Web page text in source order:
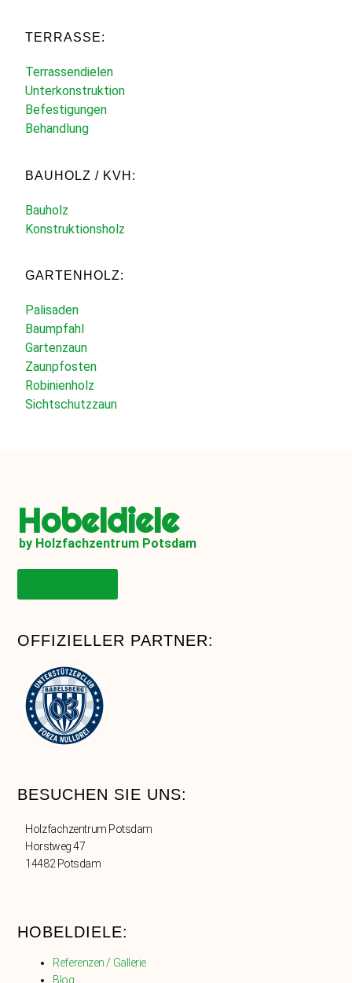
TERRASSE:
Terrassendielen
Unterkonstruktion
Befestigungen
Behandlung
BAUHOLZ / KVH:
Bauholz
Konstruktionsholz
GARTENHOLZ:
Palisaden
Baumpfahl
Gartenzaun
Zaunpfosten
Robinienholz
Sichtschutzzaun
Hobeldiele
by Holzfachzentrum Potsdam
OFFIZIELLER PARTNER:
BESUCHEN SIE UNS:
Holzfachzentrum Potsdam
Horstweg 47
14482 Potsdam
HOBELDIELE:
Referenzen / Gallerie
Blog